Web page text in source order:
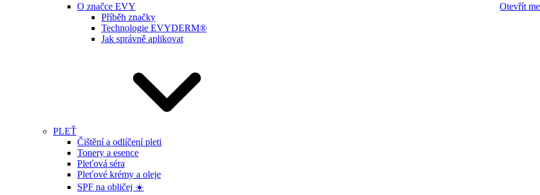
O značce EVY
Otevřít
Příběh značky
Technologie EVYDERM®
Jak správně aplikovat
PLEŤ
Čištění a odlíčení pleti
Tonery a esence
Pleťová séra
Pleťové krémy a oleje
SPF na obličej ☀️